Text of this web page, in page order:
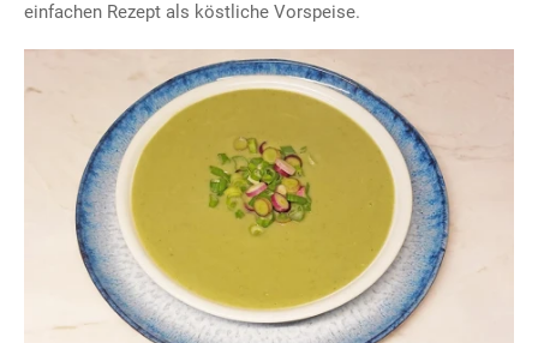
einfachen Rezept als köstliche Vorspeise.